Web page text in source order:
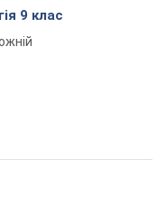
9 клас